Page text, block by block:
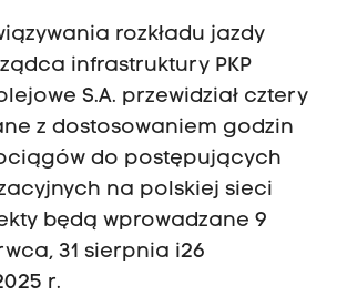
rozkładu jazdy
infrastruktury PKP
S.A. przewidział cztery
z dostosowaniem godzin
do postępujących
na polskiej sieci
będą wprowadzane 9
31 sierpnia i26
r.